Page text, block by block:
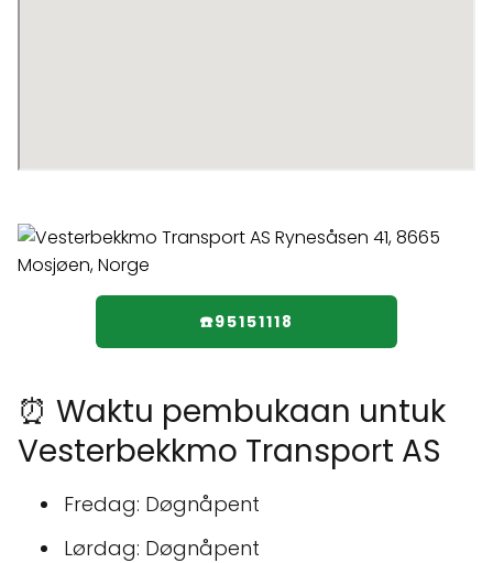
☎️95151118
⏰ Waktu pembukaan untuk
Vesterbekkmo Transport AS
Fredag: Døgnåpent
Lørdag: Døgnåpent